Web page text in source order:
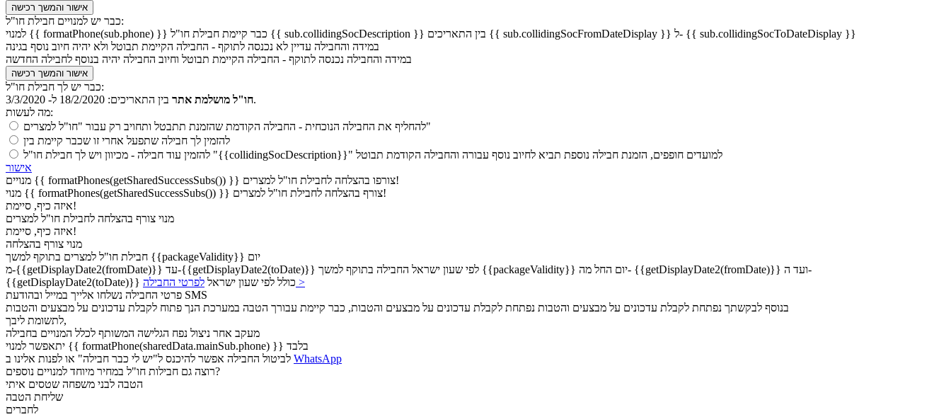
אישור והמשך רכישה
כבר יש למנויים חבילת חו"ל:
למנוי {{ formatPhone(sub.phone) }} כבר קיימת חבילת חו"ל {{ sub.collidingSocDescription }} בין התאריכים {{ sub.collidingSocFromDateDisplay }} ל- {{ sub.collidingSocToDateDisplay }}
במידה והחבילה עדיין לא נכנסה לתוקף - החבילה הקיימת תבוטל ולא יהיה חיוב נוסף בגינה
במידה והחבילה נכנסה לתוקף - החבילה הקיימת תבוטל וחיוב החבילה יהיה בנוסף לחבילה החדשה
אישור והמשך רכישה
כבר יש לך חבילת חו"ל:
חו"ל מושלמת אתר בין התאריכים:
18/2/2020 ל- 3/3/2020.
מה לעשות:
להחליף את החבילה הנוכחית- החבילה הקודמת שהזמנת תתבטל ותחויב רק עבור "חו"ל למצרים"
להזמין לך חבילה שתפעל אחרי זו שכבר קיימת בין
להזמין עוד חבילה
- מכיוון ויש לך חבילת חו"ל "{{collidingSocDescription}}" למועדים חופפים, הזמנת חבילה נוספת תביא לחיוב נוסף עבורה והחבילה הקודמת תבוטל
אישור
מנויים {{ formatPhones(getSharedSuccessSubs()) }} צורפו בהצלחה לחבילת חו"ל למצרים!
מנוי {{ formatPhones(getSharedSuccessSubs()) }} צורף בהצלחה לחבילת חו"ל למצרים!
איזה כיף, סיימת!
מנוי צורף בהצלחה לחבילת חו"ל למצרים
איזה כיף, סיימת!
מנוי צורף בהצלחה
חבילת חו"ל למצרים
בתוקף למשך {{packageValidity}} יום
מ-{{getDisplayDate2(fromDate)}} עד-{{getDisplayDate2(toDate)}} לפי שעון ישראל החבילה בתוקף למשך {{packageValidity}} יום החל מה- {{getDisplayDate2(fromDate)}} ועד ה-
{{getDisplayDate2(toDate)}} כולל לפי שעון ישראל לפרטי החבילה >
פרטי החבילה נשלחו אלייך במייל ובהודעת SMS
בנוסף לבקשתך נפתחת לקבלת עדכונים על מבצעים והטבות נפתחת לקבלת עדכונים על מבצעים והטבות, כבר קיימת עבורך הטבה במערכת הנך פתוח לקבלת עדכונים על מבצעים והטבות
לתשומת ליבך,
מעקב אחר ניצול נפח הגלישה המשותף לכלל המנויים בחבילה
יתאפשר למנוי {{ formatPhone(sharedData.mainSub.phone) }} בלבד
WhatsApp
רוצה גם חבילות חו"ל במחיר מיוחד למנויים נוספים?
הטבה לבני משפחה שטסים איתי
שליחת הטבה
לחברים